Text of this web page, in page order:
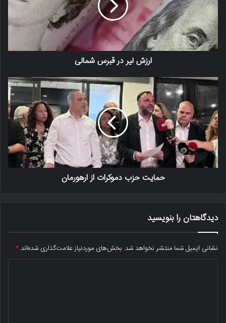
ارزش لیر در قبرس شمالی
حمایت حزب دموکرات از ارهورمان
دیدگاهتان را بنویسید
نشانی ایمیل شما منتشر نخواهد شد. بخش‌های موردنیاز علامت‌گذاری شده‌اند*